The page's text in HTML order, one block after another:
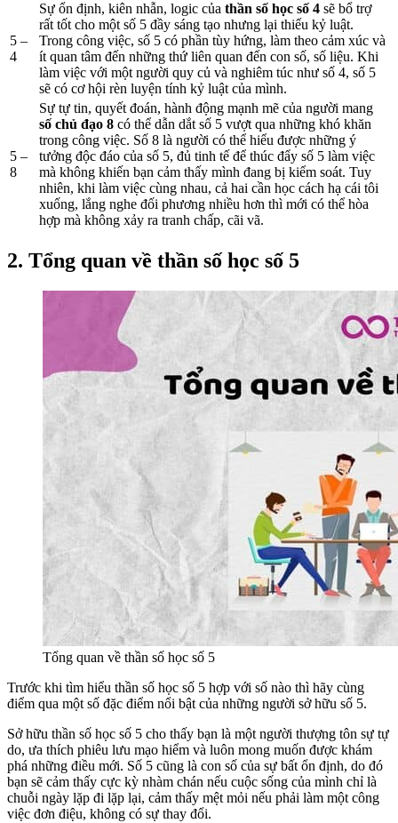
5 –
4
Sự ổn định, kiên nhẫn, logic của thần số học số 4 sẽ bổ trợ
rất tốt cho một số 5 đầy sáng tạo nhưng lại thiếu kỷ luật.
Trong công việc, số 5 có phần tùy hứng, làm theo cảm xúc và
ít quan tâm đến những thứ liên quan đến con số, số liệu. Khi
làm việc với một người quy củ và nghiêm túc như số 4, số 5
sẽ có cơ hội rèn luyện tính kỷ luật của mình.
5 –
8
Sự tự tin, quyết đoán, hành động mạnh mẽ của người mang
số chủ đạo 8 có thể dẫn dắt số 5 vượt qua những khó khăn
trong công việc. Số 8 là người có thể hiểu được những ý
tưởng độc đáo của số 5, đủ tinh tế để thúc đẩy số 5 làm việc
mà không khiến bạn cảm thấy mình đang bị kiểm soát. Tuy
nhiên, khi làm việc cùng nhau, cả hai cần học cách hạ cái tôi
xuống, lắng nghe đối phương nhiều hơn thì mới có thể hòa
hợp mà không xảy ra tranh chấp, cãi vã.
2. Tổng quan về thần số học số 5
Tổng quan về thần số học số 5
Trước khi tìm hiểu thần số học số 5 hợp với số nào thì hãy cùng
điểm qua một số đặc điểm nổi bật của những người sở hữu số 5.
Sở hữu thần số học số 5 cho thấy bạn là một người thượng tôn sự tự
do, ưa thích phiêu lưu mạo hiểm và luôn mong muốn được khám
phá những điều mới. Số 5 cũng là con số của sự bất ổn định, do đó
bạn sẽ cảm thấy cực kỳ nhàm chán nếu cuộc sống của mình chỉ là
chuỗi ngày lặp đi lặp lại, cảm thấy mệt mỏi nếu phải làm một công
việc đơn điệu, không có sự thay đổi.